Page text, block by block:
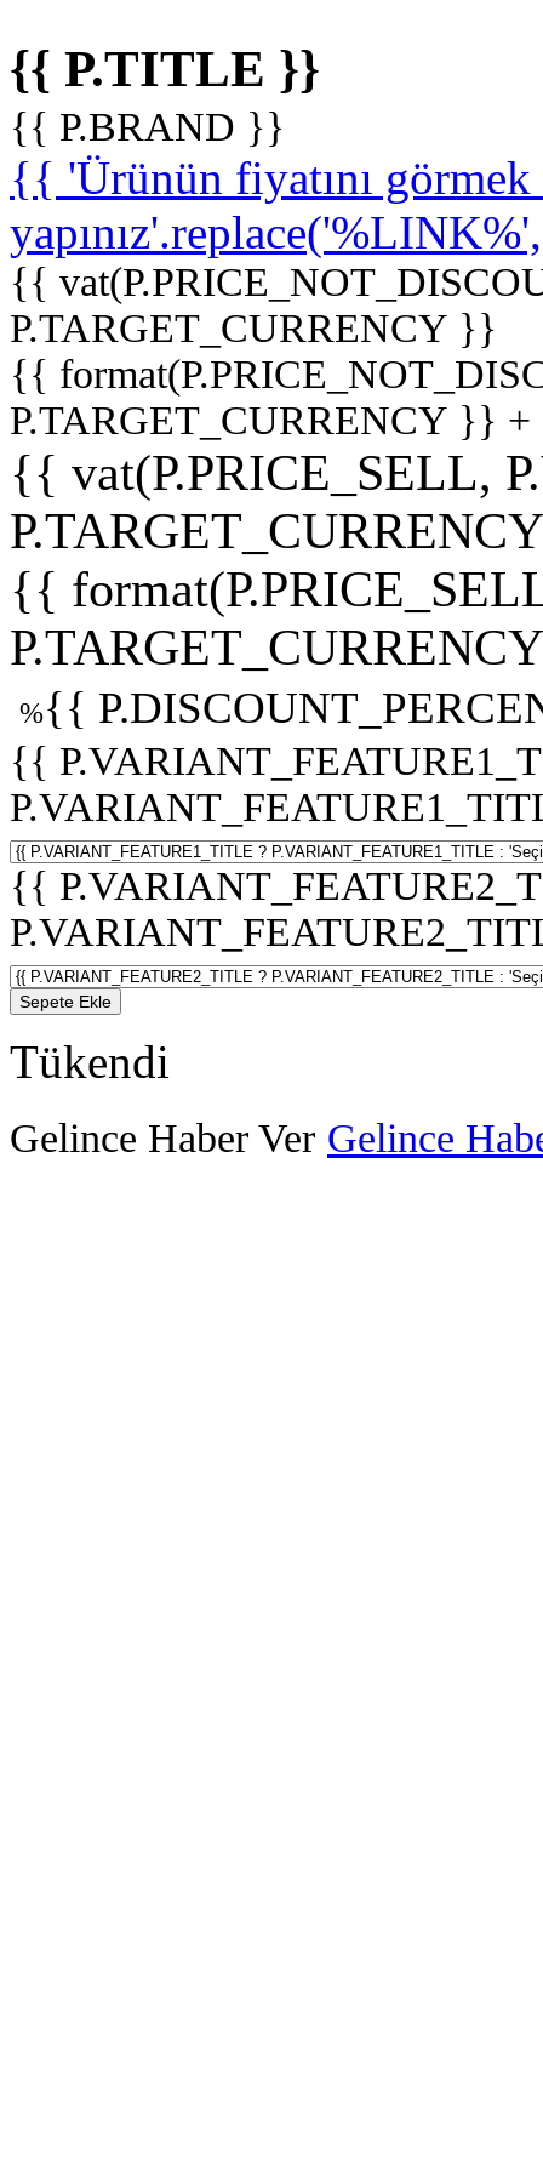
{{ P.TITLE }}
{{ P.BRAND }}
{{ 'Ürünün fiyatını
{{
P.TARGET_CURRENCY }}
{{
P.TARGET_CURRENCY }}
{{ vat(P.PRICE_SELL,
{{
%{{
{{
{{
Sepete Ekle
Tükendi
Gelince Haber Ver Gelince